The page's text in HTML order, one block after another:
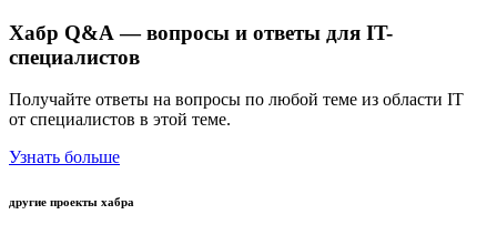
Хабр Q&A — вопросы и ответы для IT-
специалистов
Получайте ответы на вопросы по любой теме из области IT
от специалистов в этой теме.
Узнать больше
другие проекты хабра